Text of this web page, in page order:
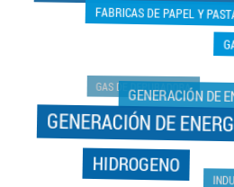
FABRICAS DE PAPEL Y
GAS DE DEPURADORA
GENERACIÓN DE
GENERACIÓN DE
HIDROGENO